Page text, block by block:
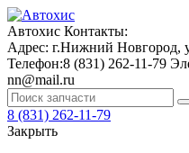
Автохис Контакты:
Адрес: г.Нижний Новгород,
Телефон:8 (831) 262-11-79
nn@mail.ru
8 (831) 262-11-79
Закрыть